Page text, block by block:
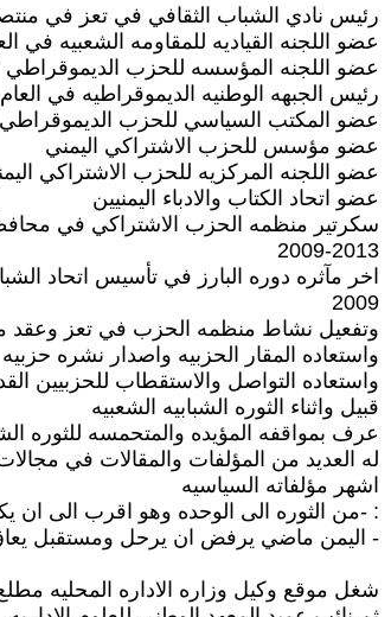
رئيس نادي الشباب الثقافي في تعز في
عضو اللجنه القياديه للمقاومه الشعبيه في العام 1967-
عضو اللجنه المؤسسه للحزب الديموقراطي
رئيس الجبهه الوطنيه الديموقراطيه في العام 1977 لمده عام واحد
عضو المكتب السياسي للحزب الديموقراطي
عضو مؤسس للحزب الاشتراكي اليمني
عضو اللجنه المركزيه للحزب الاشتراكي
عضو اتحاد الكتاب والادباء اليمنيين
سكرتير منظمه الحزب الاشتراكي في
2009-2013
اخر مآثره دوره البارز في تأسيس اتحاد
2009
وتفعيل نشاط منظمه الحزب في تعز وعقد
واستعاده المقار الحزبيه واصدار نشره حزبيه
واستعاده التواصل والاستقطاب للحزبيين
قبيل واثناء الثوره الشبابيه الشعبيه
عرف بمواقفه المؤيده والمتحمسه للثوره
له العديد من المؤلفات والمقالات في مجالات
اشهر مؤلفاته السياسيه
: -من الثوره الى الوحده وهو اقرب الى ان
- اليمن ماضي يرفض ان يرحل ومستقبل
شغل موقع وكيل وزاره الاداره المحليه